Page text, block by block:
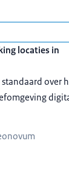
locaties in
over